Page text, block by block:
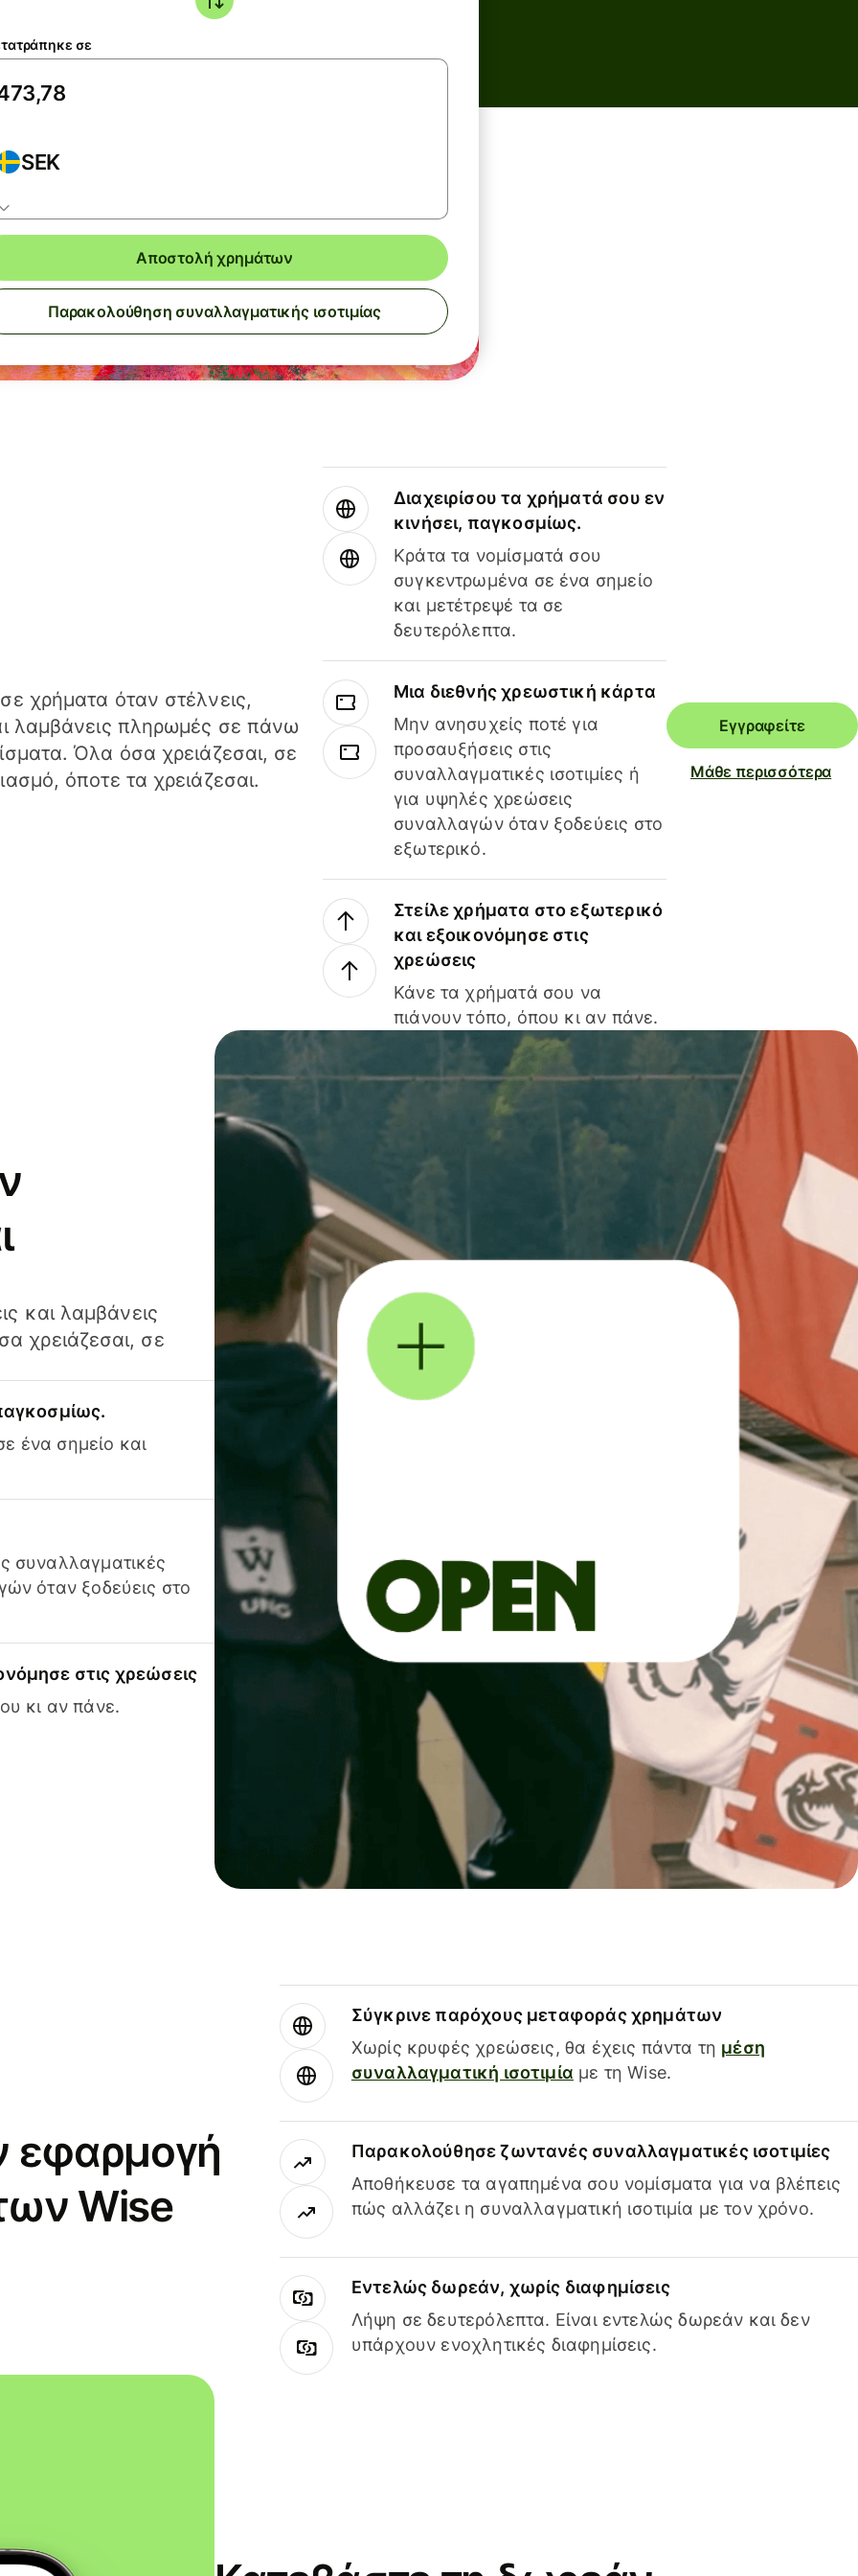
σε
SEK
Αποστολή χρημάτων
Παρακολούθηση συναλλαγματικής ισοτιμίας
χρήματα όταν στέλνεις,
λαμβάνεις πληρωμές σε πάνω
Όλα όσα χρειάζεσαι, σε
όποτε τα χρειάζεσαι.
Διαχειρίσου τα χρήματά σου εν
κινήσει, παγκοσμίως.
Κράτα τα νομίσματά σου
συγκεντρωμένα σε ένα σημείο
και μετέτρεψέ τα σε
δευτερόλεπτα.
Μια διεθνής χρεωστική κάρτα
Μην ανησυχείς ποτέ για
προσαυξήσεις στις
συναλλαγματικές ισοτιμίες ή
για υψηλές χρεώσεις
συναλλαγών όταν ξοδεύεις στο
εξωτερικό.
Στείλε χρήματα στο εξωτερικό
και εξοικονόμησε στις
χρεώσεις
Κάνε τα χρήματά σου να
πιάνουν τόπο, όπου κι αν πάνε.
Εγγραφείτε
Μάθε περισσότερα
και λαμβάνεις
χρειάζεσαι, σε
ένα σημείο και
συναλλαγματικές
όταν ξοδεύεις στο
στις χρεώσεις
κι αν πάνε.
εφαρμογή
Wise
Σύγκρινε παρόχους μεταφοράς χρημάτων
Χωρίς κρυφές χρεώσεις, θα έχεις πάντα τη μέση
συναλλαγματική ισοτιμία με τη Wise.
Παρακολούθησε ζωντανές συναλλαγματικές ισοτιμίες
Αποθήκευσε τα αγαπημένα σου νομίσματα για να βλέπεις
πώς αλλάζει η συναλλαγματική ισοτιμία με τον χρόνο.
Εντελώς δωρεάν, χωρίς διαφημίσεις
Λήψη σε δευτερόλεπτα. Είναι εντελώς δωρεάν και δεν
υπάρχουν ενοχλητικές διαφημίσεις.